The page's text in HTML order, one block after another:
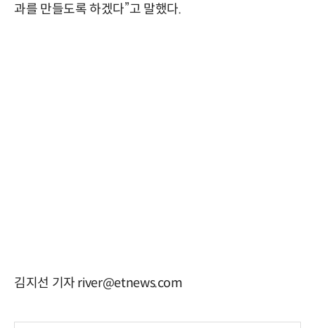
과를 만들도록 하겠다”고 말했다.
김지선 기자 river@etnews.com